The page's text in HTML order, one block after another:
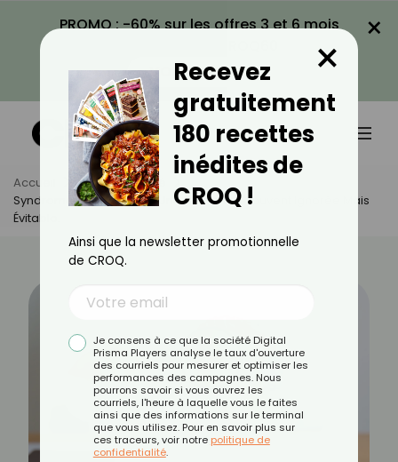
PROMO : -60% sur les offres 3 et 6 mois
VOIR LA PROMO
×
Accueil Actus
Santé
Syndrome De Korsakoff : Une Démence Souvent Ignorée Mais
Évitable.
Recevez
gratuitement
180 recettes
inédites de
CROQ !
×
Ainsi que la newsletter promotionnelle
de CROQ.
Je consens à ce que la société Digital
Prisma Players analyse le taux d'ouverture
des courriels pour mesurer et optimiser les
performances des campagnes. Nous
pourrons savoir si vous ouvrez les
courriels, l'heure à laquelle vous le faites
ainsi que des informations sur le terminal
que vous utilisez. Pour en savoir plus sur
ces traceurs, voir notre politique de
confidentialité.